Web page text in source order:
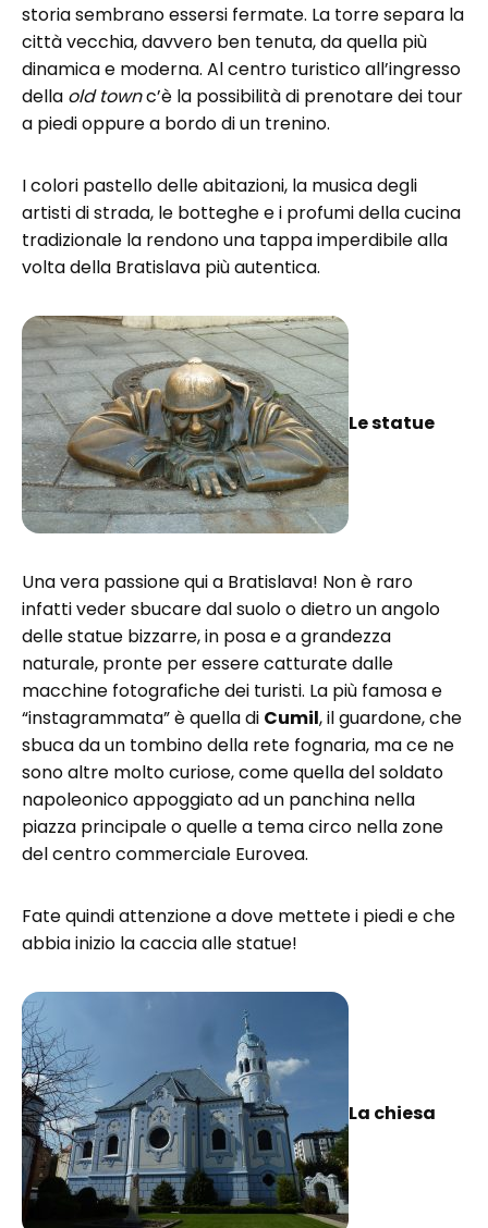
storia sembrano essersi fermate. La torre separa la
città vecchia, davvero ben tenuta, da quella più
dinamica e moderna. Al centro turistico all’ingresso
della old townc’è la possibilità di prenotare dei tour
a piedi oppure a bordo di un trenino.
I colori pastello delle abitazioni, la musica degli
artisti di strada, le botteghe e i profumi della cucina
tradizionale la rendono una tappa imperdibile alla
volta della Bratislava più autentica.
Le statue
Una vera passione qui a Bratislava! Non è raro
infatti veder sbucare dal suolo o dietro un angolo
delle statue bizzarre, in posa e a grandezza
naturale, pronte per essere catturate dalle
macchine fotografiche dei turisti. La più famosa e
“instagrammata” è quella di Cumil, il guardone, che
sbuca da un tombino della rete fognaria, ma ce ne
sono altre molto curiose, come quella del soldato
napoleonico appoggiato ad un panchina nella
piazza principale o quelle a tema circo nella zone
del centro commerciale Eurovea.
Fate quindi attenzione a dove mettete i piedi e che
abbia inizio la caccia alle statue!
La chiesa